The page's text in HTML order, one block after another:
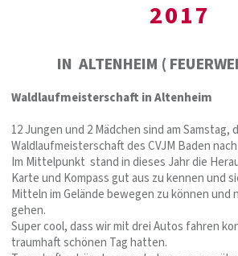
2017
IN ALTENHEIM (
Waldlaufmeisterschaft in Altenheim
12 Jungen und 2 Mädchen sind am Samstag,
Waldlaufmeisterschaft des CVJM Baden
Im Mittelpunkt stand in dieses Jahr die
Karte und Kompass gut aus zu kennen und
Mitteln im Gelände bewegen zu können und
gehen.
Super cool, dass wir mit drei Autos fahren
traumhaft schönen Tag hatten.